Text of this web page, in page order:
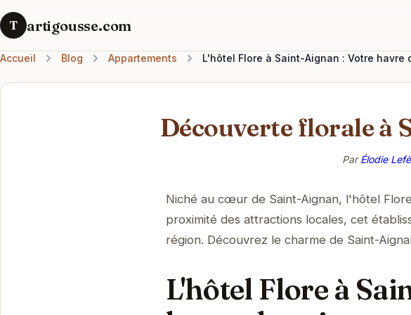
T artigousse.com
Accueil Blog Appartements L'hôtel Flore à Saint-Aignan : Votre havre
Découverte florale à
ParÉlodie
Niché au cœur de Saint-Aignan, l'hôtel
proximité des attractions locales, cet
région. Découvrez le charme de Saint-
L'hôtel Flore à